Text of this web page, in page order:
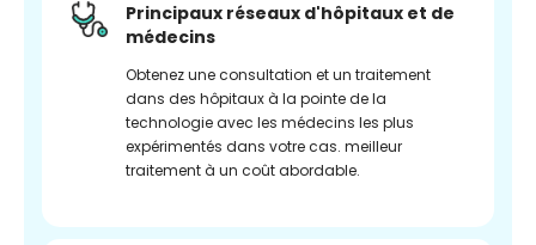
Principaux réseaux d'hôpitaux et de
médecins
Obtenez une consultation et un traitement
dans des hôpitaux à la pointe de la
technologie avec les médecins les plus
expérimentés dans votre cas. meilleur
traitement à un coût abordable.